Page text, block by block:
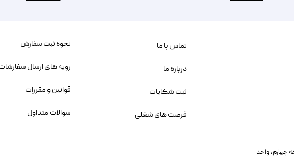
خیابان بنی هاشم پلاک ۲۰۲ ، طبقه چهارم، واحد
نحوه ثبت سفارش
رویه های ارسال
قوانین و مقررات
سوالات متداول
تماس با ما
درباره ما
ثبت شکایات
فرصت های شغلی